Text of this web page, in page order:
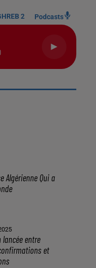
2 Podcasts
Algérienne Qui a
lancée entre
et